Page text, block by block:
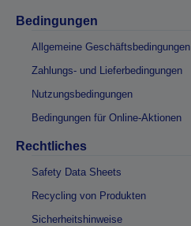
Bedingungen
Allgemeine Geschäftsbedingungen
Zahlungs- und Lieferbedingungen
Nutzungsbedingungen
Bedingungen für Online-Aktionen
Rechtliches
Safety Data Sheets
Recycling von Produkten
Sicherheitshinweise